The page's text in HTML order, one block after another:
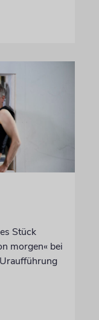
Stück
morgen« bei